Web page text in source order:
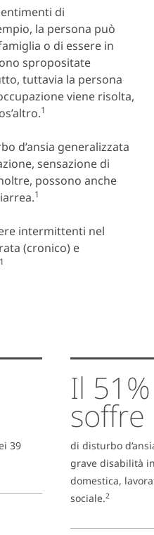
di
la persona può
o di essere in
spropositate
tuttavia la persona
viene risolta,
1
d’ansia generalizzata
sensazione di
possono anche
1
intermittenti nel
(cronico) e
1
39
Il
soffre
di disturbo
grave disabilità
domestica,
sociale.2